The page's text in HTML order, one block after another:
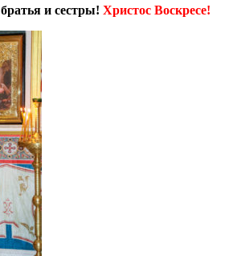
и сестры! Христос Воскресе!